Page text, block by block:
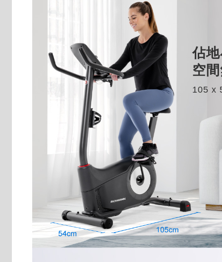
佔
空
105 x